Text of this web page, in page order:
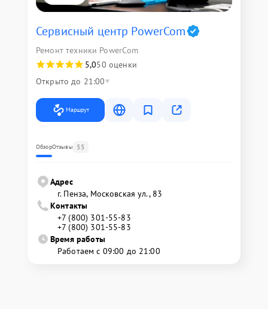
Сервисный центр PowerCom
Ремонт техники PowerCom
5,050 оценки
Открыто до 21:00
Маршрут
ОбзорОтзывы 55
Адрес
г. Пенза, Московская ул., 83
Контакты
+7 (800) 301-55-83
+7 (800) 301-55-83
Время работы
Работаем с 09:00 до 21:00